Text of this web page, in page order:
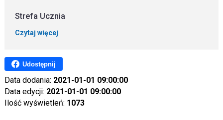
Strefa Ucznia
Czytaj więcej
Udostępnij
Data dodania: 2021-01-01 09:00:00
Data edycji: 2021-01-01 09:00:00
Ilość wyświetleń: 1073